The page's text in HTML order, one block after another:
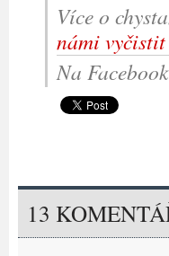
Více o
námi
Na
13